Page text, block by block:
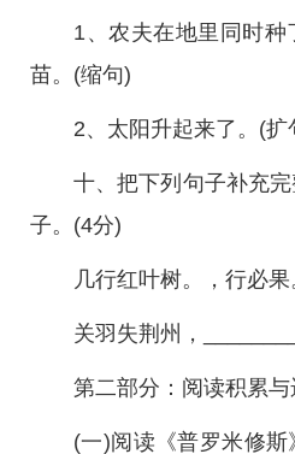
1、农夫在地里同时
苗。(缩句)
2、太阳升起来了。(扩
十、把下列句子补充
子。(4分)
几行红叶树。，行必果
关羽失荆州，
第二部分：阅读积累
(一)阅读《普罗米修